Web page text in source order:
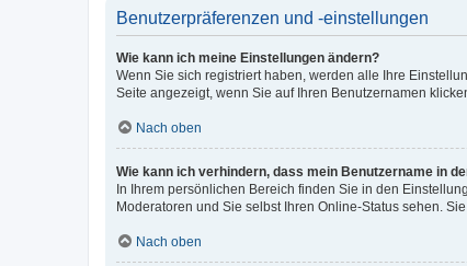
Benutzerpräferenzen und -einstellungen
Wie kann ich meine Einstellungen ändern?
Wenn Sie sich registriert haben, werden alle Ihre
Seite angezeigt, wenn Sie auf Ihren Benutzernamen
Nach oben
Wie kann ich verhindern, dass mein Benutzername in
In Ihrem persönlichen Bereich finden Sie in den
Moderatoren und Sie selbst Ihren Online-Status sehen.
Nach oben